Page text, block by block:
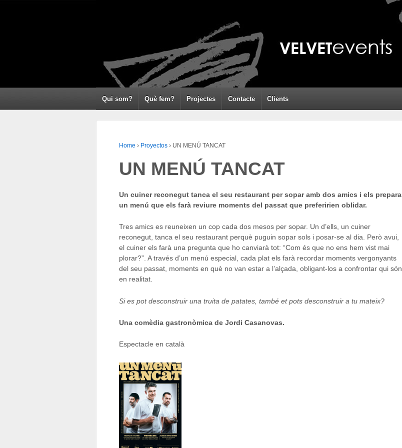
Qui som? Què fem? Projectes Contacte Clients
Home › Proyectos › UN MENÚ TANCAT
UN MENÚ TANCAT
Un cuiner reconegut tanca el seu restaurant per sopar amb dos amics i els prepara
un menú que els farà reviure moments del passat que preferirien oblidar.
Tres amics es reuneixen un cop cada dos mesos per sopar. Un d’ells, un cuiner
reconegut, tanca el seu restaurant perquè puguin sopar sols i posar-se al dia. Però avui,
el cuiner els farà una pregunta que ho canviarà tot: “Com és que no ens hem vist mai
plorar?”. A través d’un menú especial, cada plat els farà recordar moments vergonyants
del seu passat, moments en què no van estar a l’alçada, obligant-los a confrontar qui són
en realitat.
Si es pot desconstruir una truita de patates, també et pots desconstruir a tu mateix?
Una comèdia gastronòmica de Jordi Casanovas.
Espectacle en català